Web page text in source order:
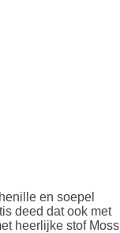
en soepel
deed dat ook met
heerlijke stof Moss